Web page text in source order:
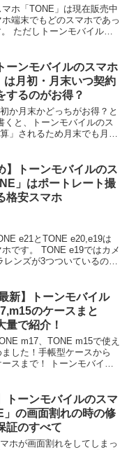
ホ「TONE」は現在販売中
端末でもどのスマホであっ
ただしトーンモバイルの
ーンモバイルのスマホ
は月初・月末いつ契約
するのがお得？
か月末かどっちがお得？と
くと、トーンモバイルのス
」されるため月末でも月初
】トーンモバイルのス
」はポートレート撮
格安スマホ
e21とTONE e20,e19は
です。 TONE e19ではカメ
ンズが3つついているので
新】トーンモバイル
のケースまと
量で紹介！
m17、TONE m15で使え
した！手帳型ケースから
スまで！ トーンモバイル
トーンモバイルのスマ
」の画面割れの時の修
証のすべて
ホが画面割れをしてしまっ